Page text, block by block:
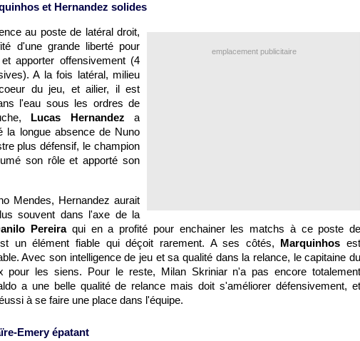
et Hernandez solides
emplacement publicitaire
au poste de latéral droit,
d'une grande liberté pour
apporter offensivement (4
A la fois latéral, milieu
du jeu, et ailier, il est
l'eau sous les ordres de
Lucas Hernandez a
la longue absence de Nuno
plus défensif, le champion
son rôle et apporté son
Mendes, Hernandez aurait
souvent dans l'axe de la
Pereiraqui en a profité pour enchainer les matchs à ce poste de
un élément fiable qui déçoit rarement. A ses côtés, Marquinhosest
Avec son intelligence de jeu et sa qualité dans la relance, le capitaine du
pour les siens. Pour le reste, Milan Skriniar n'a pas encore totalement
a une belle qualité de relance mais doit s'améliorer défensivement, et
à se faire une place dans l'équipe.
Emery épatant